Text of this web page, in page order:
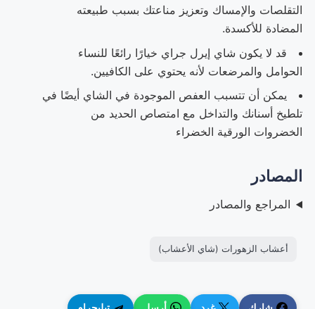
التقلصات والإمساك وتعزيز مناعتك بسبب طبيعته
المضادة للأكسدة.
قد لا يكون شاي إيرل جراي خيارًا رائعًا للنساء
الحوامل والمرضعات لأنه يحتوي على الكافيين.
يمكن أن تتسبب العفص الموجودة في الشاي أيضًا في
تلطيخ أسنانك والتداخل مع امتصاص الحديد من
الخضروات الورقية الخضراء
المصادر
المراجع والمصادر
أعشاب الزهورات (شاي الأعشاب)